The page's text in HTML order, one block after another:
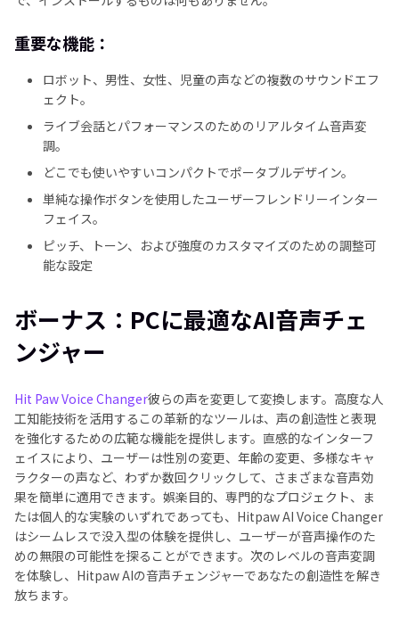
重要な機能：
ロボット、男性、女性、児童の声などの複数のサウンドエフ
ェクト。
ライブ会話とパフォーマンスのためのリアルタイム音声変
調。
どこでも使いやすいコンパクトでポータブルデザイン。
単純な操作ボタンを使用したユーザーフレンドリーインター
フェイス。
ピッチ、トーン、および強度のカスタマイズのための調整可
能な設定
ボーナス：PCに最適なAI音声チェ
ンジャー
Hit Paw Voice Changer彼らの声を変更して変換します。高度な人
工知能技術を活用するこの革新的なツールは、声の創造性と表現
を強化するための広範な機能を提供します。直感的なインターフ
ェイスにより、ユーザーは性別の変更、年齢の変更、多様なキャ
ラクターの声など、わずか数回クリックして、さまざまな音声効
果を簡単に適用できます。娯楽目的、専門的なプロジェクト、ま
たは個人的な実験のいずれであっても、Hitpaw AI Voice Changer
はシームレスで没入型の体験を提供し、ユーザーが音声操作のた
めの無限の可能性を探ることができます。次のレベルの音声変調
を体験し、Hitpaw AIの音声チェンジャーであなたの創造性を解き
放ちます。